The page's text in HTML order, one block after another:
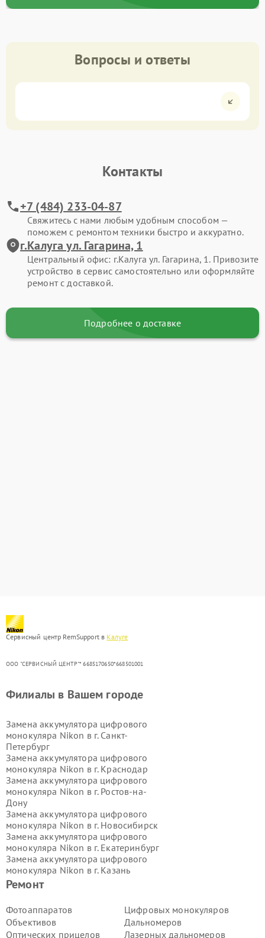
Вопросы и ответы
Контакты
+7 (484) 233-04-87
Свяжитесь с нами любым удобным способом —
поможем с ремонтом техники быстро и аккуратно.
г.Калуга ул. Гагарина, 1
Центральный офис: г.Калуга ул. Гагарина, 1. Привозите
устройство в сервис самостоятельно или оформляйте
ремонт с доставкой.
Подробнее о доставке
Сервисный центр RemSupport в Калуге
ООО "СЕРВИСНЫЙ ЦЕНТР"* 6685170650*668501001
Ремонт
Фотоаппаратов
Объективов
Оптических прицелов
Цифровых монокуляров
Дальномеров
Лазерных дальномеров
Филиалы в Вашем городе
Замена аккумулятора цифрового
монокуляра Nikon в г. Санкт-
Петербург
Замена аккумулятора цифрового
монокуляра Nikon в г. Краснодар
Замена аккумулятора цифрового
монокуляра Nikon в г. Ростов-на-
Дону
Замена аккумулятора цифрового
монокуляра Nikon в г. Новосибирск
Замена аккумулятора цифрового
монокуляра Nikon в г. Екатеринбург
Замена аккумулятора цифрового
монокуляра Nikon в г. Казань
Замена аккумулятора цифрового
Замена аккумулятора цифрового
монокуляра Nikon в г.
Волгоград
Замена аккумулятора цифрового